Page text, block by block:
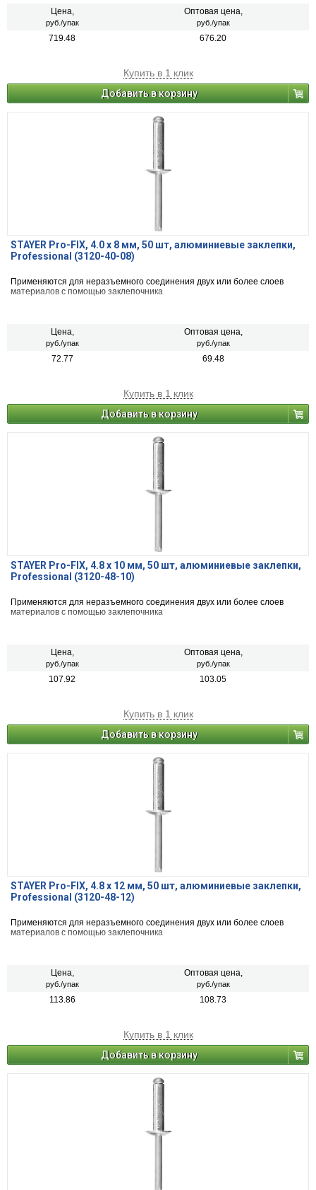
Цена,
руб./упак
Оптовая цена,
руб./упак
719.48 676.20
Купить в 1 клик
Добавить в корзину
STAYER Pro-FIX, 4.0 х 8 мм, 50 шт, алюминиевые заклепки,
Professional (3120-40-08)
Применяются для неразъемного соединения двух или более слоев
материалов с помощью заклепочника
Цена,
руб./упак
Оптовая цена,
руб./упак
72.77 69.48
Купить в 1 клик
Добавить в корзину
STAYER Pro-FIX, 4.8 х 10 мм, 50 шт, алюминиевые заклепки,
Professional (3120-48-10)
Применяются для неразъемного соединения двух или более слоев
материалов с помощью заклепочника
Цена,
руб./упак
Оптовая цена,
руб./упак
107.92 103.05
Купить в 1 клик
Добавить в корзину
STAYER Pro-FIX, 4.8 х 12 мм, 50 шт, алюминиевые заклепки,
Professional (3120-48-12)
Применяются для неразъемного соединения двух или более слоев
материалов с помощью заклепочника
Цена,
руб./упак
Оптовая цена,
руб./упак
113.86 108.73
Купить в 1 клик
Добавить в корзину